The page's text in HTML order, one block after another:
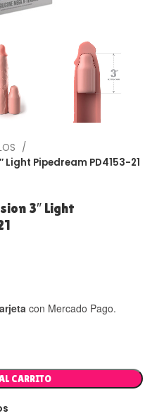
Pipedream PD4153-21
3″ Light
con Mercado Pago.
CARRITO